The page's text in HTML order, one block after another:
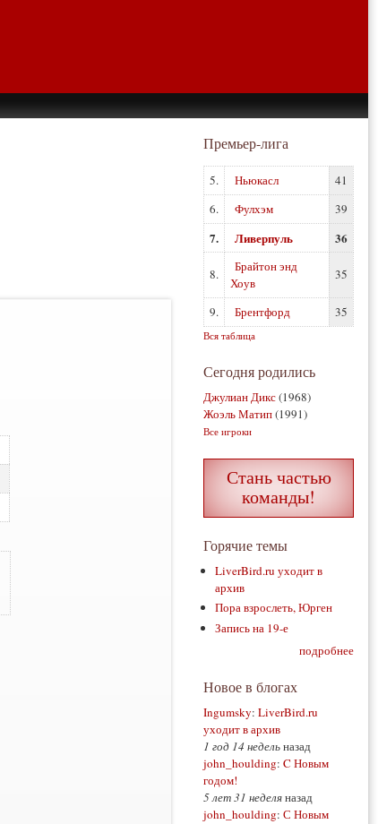
Премьер-лига
5. Ньюкасл
41
6.
Фулхэм 39
7. Ливерпуль 36
8.
Брайтон энд
Хоув
35
9. Брентфорд 35
Вся таблица
Сегодня родились
Джулиан Дикс(1968)
Жоэль Матип(1991)
Все игроки
Стань частью
команды!
Горячие темы
LiverBird.ru уходит в
архив
Пора взрослеть, Юрген
Запись на 19-е
подробнее
Новое в блогах
Ingumsky: LiverBird.ru
уходит в архив
1 год 14 недельназад
john_houlding: C Новым
годом!
5 лет 31 неделяназад
john_houlding: С Новым